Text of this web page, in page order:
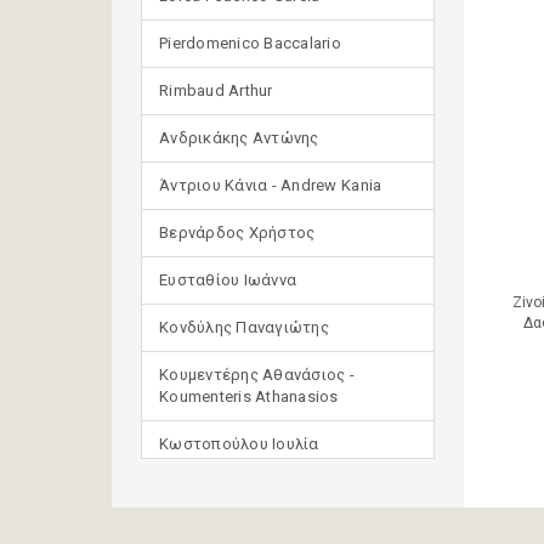
Pierdomenico Baccalario
Rimbaud Arthur
Ανδρικάκης Αντώνης
Άντριου Κάνια - Andrew Kania
Βερνάρδος Χρήστος
Ευσταθίου Ιωάννα
Κονδύλης Παναγιώτης
Κουμεντέρης Αθανάσιος -
Koumenteris Athanasios
Κωστοπούλου Ιουλία
(μετάφραση)